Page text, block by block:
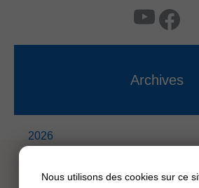
YouTube Facebook
Archives
2026
Nous utilisons des cookies sur ce